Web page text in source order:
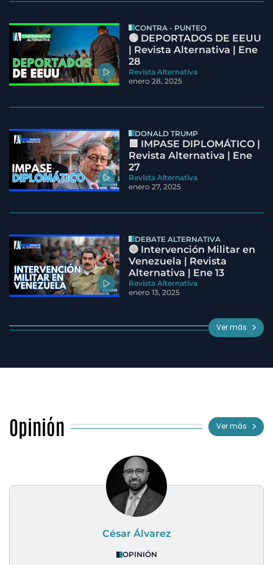
CONTRA - PUNTEO
🟢 DEPORTADOS DE EEUU
| Revista Alternativa | Ene
28
Revista Alternativa
enero 28, 2025
DONALD TRUMP
🟦 IMPASE DIPLOMÁTICO |
Revista Alternativa | Ene
27
Revista Alternativa
enero 27, 2025
DEBATE ALTERNATIVA
🔵 Intervención Militar en
Venezuela | Revista
Alternativa | Ene 13
Revista Alternativa
enero 13, 2025
Ver más
Opinión Ver más
César Álvarez
OPINIÓN